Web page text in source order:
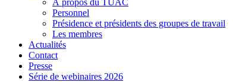
À propos du TUAC
Personnel
Présidence et présidents des groupes de travail
Les membres
Actualités
Contact
Presse
Série de webinaires 2026